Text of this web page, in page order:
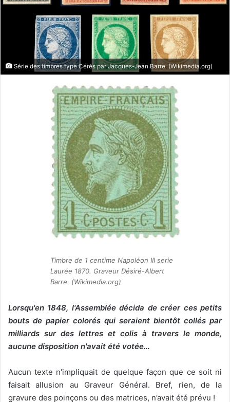
Série des timbres type Cérès par Jacques-Jean Barre. (Wikimedia.org)
Timbre de 1 centime Napoléon III serie
Laurée 1870. Graveur Désiré-Albert
Barre. (Wikimedia.org)
Lorsqu'en 1848, l'Assemblée décida de créer ces petits
bouts de papier colorés qui seraient bientôt collés par
milliards sur des lettres et colis à travers le monde,
aucune disposition n'avait été votée…
Aucun texte n'impliquait de quelque façon que ce soit ni
faisait allusion au Graveur Général. Bref, rien, de la
gravure des poinçons ou des matrices, n’avait été prévu !